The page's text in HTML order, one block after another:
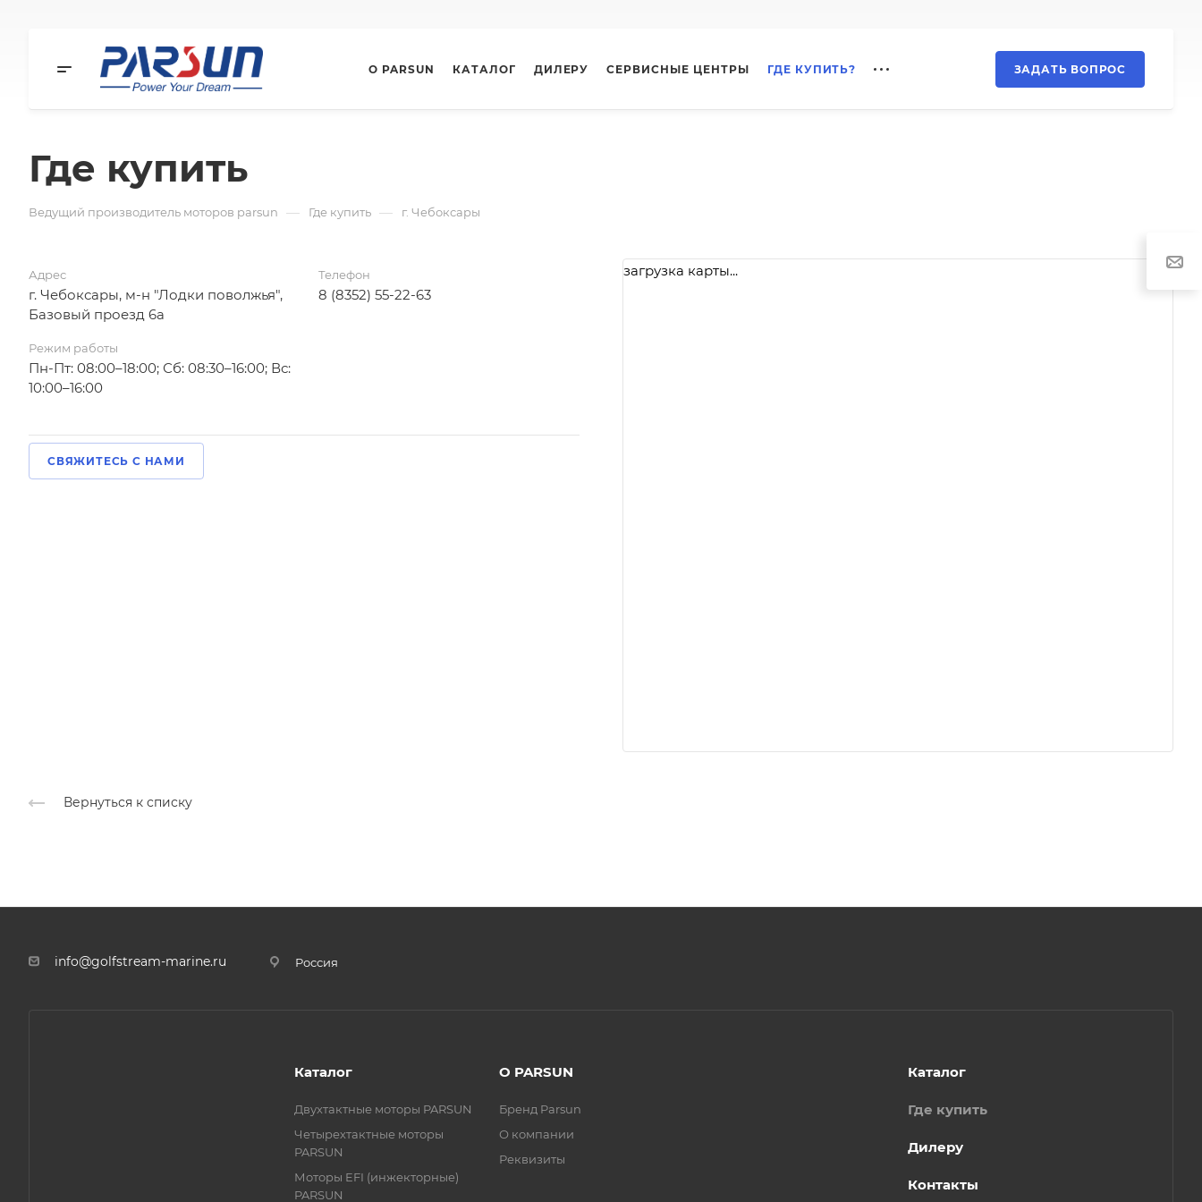
О PARSUN КАТАЛОГ ДИЛЕРУ СЕРВИСНЫЕ ЦЕНТРЫ ГДЕ КУПИТЬ? ЗАДАТЬ ВОПРОС
Где купить
Ведущий производитель моторов parsun — Где купить — г. Чебоксары
Адрес
г. Чебоксары, м-н "Лодки поволжья",
Базовый проезд 6а
Режим работы
Пн-Пт: 08:00–18:00; Сб: 08:30–16:00; Вс:
10:00–16:00
Телефон
8 (8352) 55-22-63
СВЯЖИТЕСЬ С НАМИ
загрузка карты...
Вернуться к списку
info@golfstream-marine.ru Россия
Каталог
Двухтактные моторы PARSUN
Четырехтактные моторы
PARSUN
Моторы EFI (инжекторные)
PARSUN
О PARSUN
Бренд Parsun
О компании
Реквизиты
Каталог
Где купить
Дилеру
Контакты